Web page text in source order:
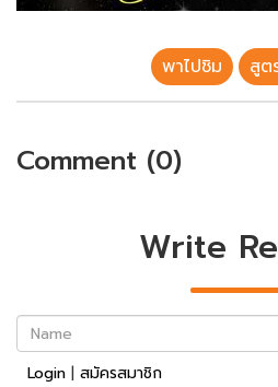
พาไปชิม สูต
Comment (0)
Write
Name
Login | สมัครสมาชิก